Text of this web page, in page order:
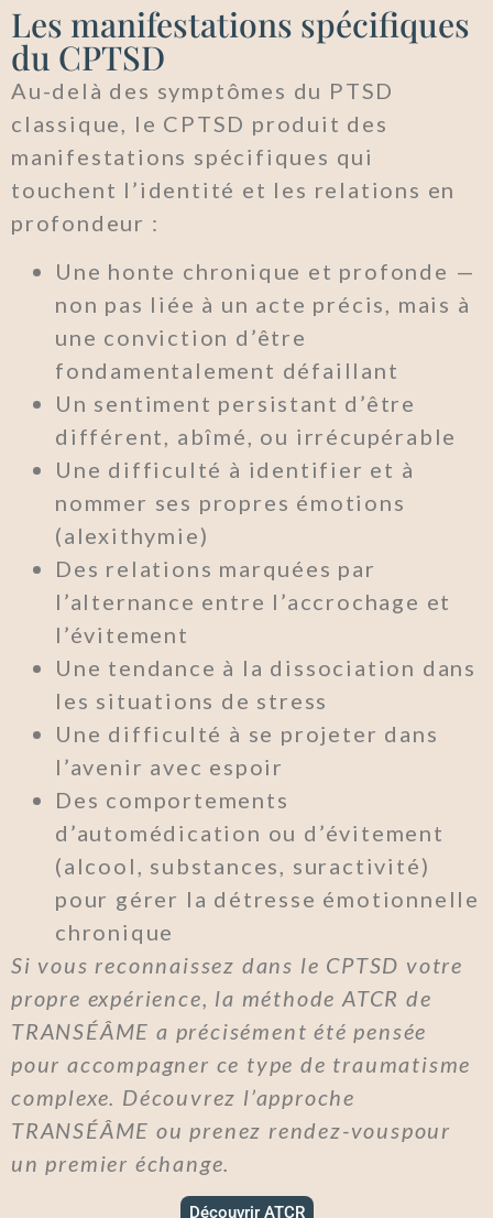
Les manifestations spécifiques
du CPTSD
Au-delà des symptômes du PTSD
classique, le CPTSD produit des
manifestations spécifiques qui
touchent l’identité et les relations en
profondeur :
Une honte chronique et profonde —
non pas liée à un acte précis, mais à
une conviction d’être
fondamentalement défaillant
Un sentiment persistant d’être
différent, abîmé, ou irrécupérable
Une difficulté à identifier et à
nommer ses propres émotions
(alexithymie)
Des relations marquées par
l’alternance entre l’accrochage et
l’évitement
Une tendance à la dissociation dans
les situations de stress
Une difficulté à se projeter dans
l’avenir avec espoir
Des comportements
d’automédication ou d’évitement
(alcool, substances, suractivité)
pour gérer la détresse émotionnelle
chronique
Si vous reconnaissez dans le CPTSD votre
propre expérience, la méthode ATCR de
TRANSÉÂME a précisément été pensée
pour accompagner ce type de traumatisme
complexe. Découvrez l’approche
TRANSÉÂME ou prenez rendez-vouspour
un premier échange.
Découvrir ATCR